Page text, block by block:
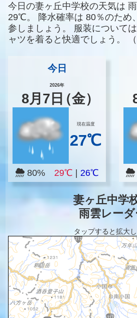
今日の妻ヶ丘中学校の天気は 雨
29℃。
降水確率は 80％のため
参しましょう。
服装については
ャツを着ると快適でしょう。
（
今日
2026年
8月 7 日（金）
現在温度
27℃
80% 29℃ 26℃
妻ヶ丘中学
雨雲レーダ
タップすると拡大